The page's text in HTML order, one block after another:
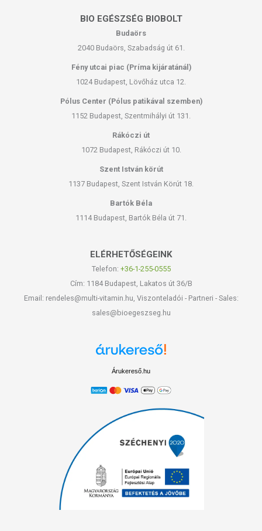
BIO EGÉSZSÉG BIOBOLT
Budaörs
2040 Budaörs, Szabadság út 61.
Fény utcai piac (Príma kijáratánál)
1024 Budapest, Lövőház utca 12.
Pólus Center (Pólus patikával szemben)
1152 Budapest, Szentmihályi út 131.
Rákóczi út
1072 Budapest, Rákóczi út 10.
Szent István körút
1137 Budapest, Szent István Körút 18.
Bartók Béla
1114 Budapest, Bartók Béla út 71.
ELÉRHETŐSÉGEINK
Telefon: +36-1-255-0555
Cím: 1184 Budapest, Lakatos út 36/B
Email: rendeles@multi-vitamin.hu, Viszonteladói - Partneri - Sales:
sales@bioegeszseg.hu
Árukereső.hu